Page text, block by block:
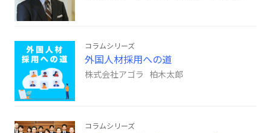
コラムシリーズ
外国人材採用への道
株式会社アゴラ 柏木太郎
コラムシリーズ